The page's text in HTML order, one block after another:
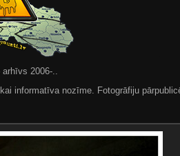
2006-..
informatīva nozīme. Fotogrāfiju